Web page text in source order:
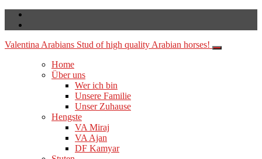
Valentina Arabians Stud of high quality Arabian horses!
Home
Über uns
Wer ich bin
Unsere Familie
Unser Zuhause
Hengste
VA Miraj
VA Ajan
DF Kamyar